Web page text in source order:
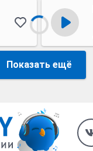
Показать ещё